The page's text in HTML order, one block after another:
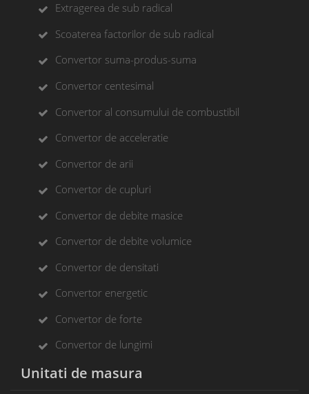
Extragerea de sub radical
Scoaterea factorilor de sub radical
Convertor suma-produs-suma
Convertor centesimal
Convertor al consumului de combustibil
Convertor de acceleratie
Convertor de arii
Convertor de cupluri
Convertor de debite masice
Convertor de debite volumice
Convertor de densitati
Convertor energetic
Convertor de forte
Convertor de lungimi
Unitati de masura